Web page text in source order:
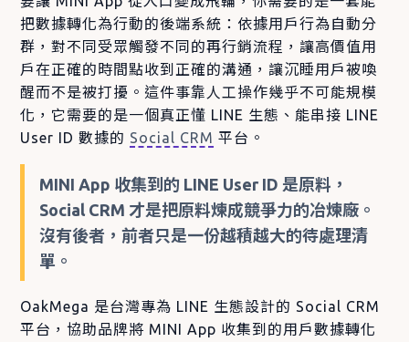
把數據轉化為行動的後端系統：依據用戶行為自動分
群，對不同受眾觸發不同的再行銷流程，讓高價值用
戶在正確的時間點收到正確的溝通，讓沉睡用戶被喚
醒而不是被打擾。這件事靠人工操作幾乎不可能規模
化，它需要的是一個真正懂 LINE 生態、能串接 LINE
User ID 數據的 Social CRM 平台。
MINI App 收集到的 LINE User ID 是原料，
Social CRM 才是把原料煉成競爭力的冶煉廠。
沒有後者，前者只是一份越積越大的待處理清
單。
OakMega 是台灣專為 LINE 生態設計的 Social CRM
平台，協助品牌將 MINI App 收集到的用戶數據轉化